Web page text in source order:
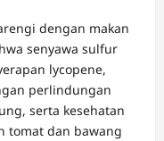
dengan makan
senyawa sulfur
lycopene,
perlindungan
serta kesehatan
tomat dan bawang